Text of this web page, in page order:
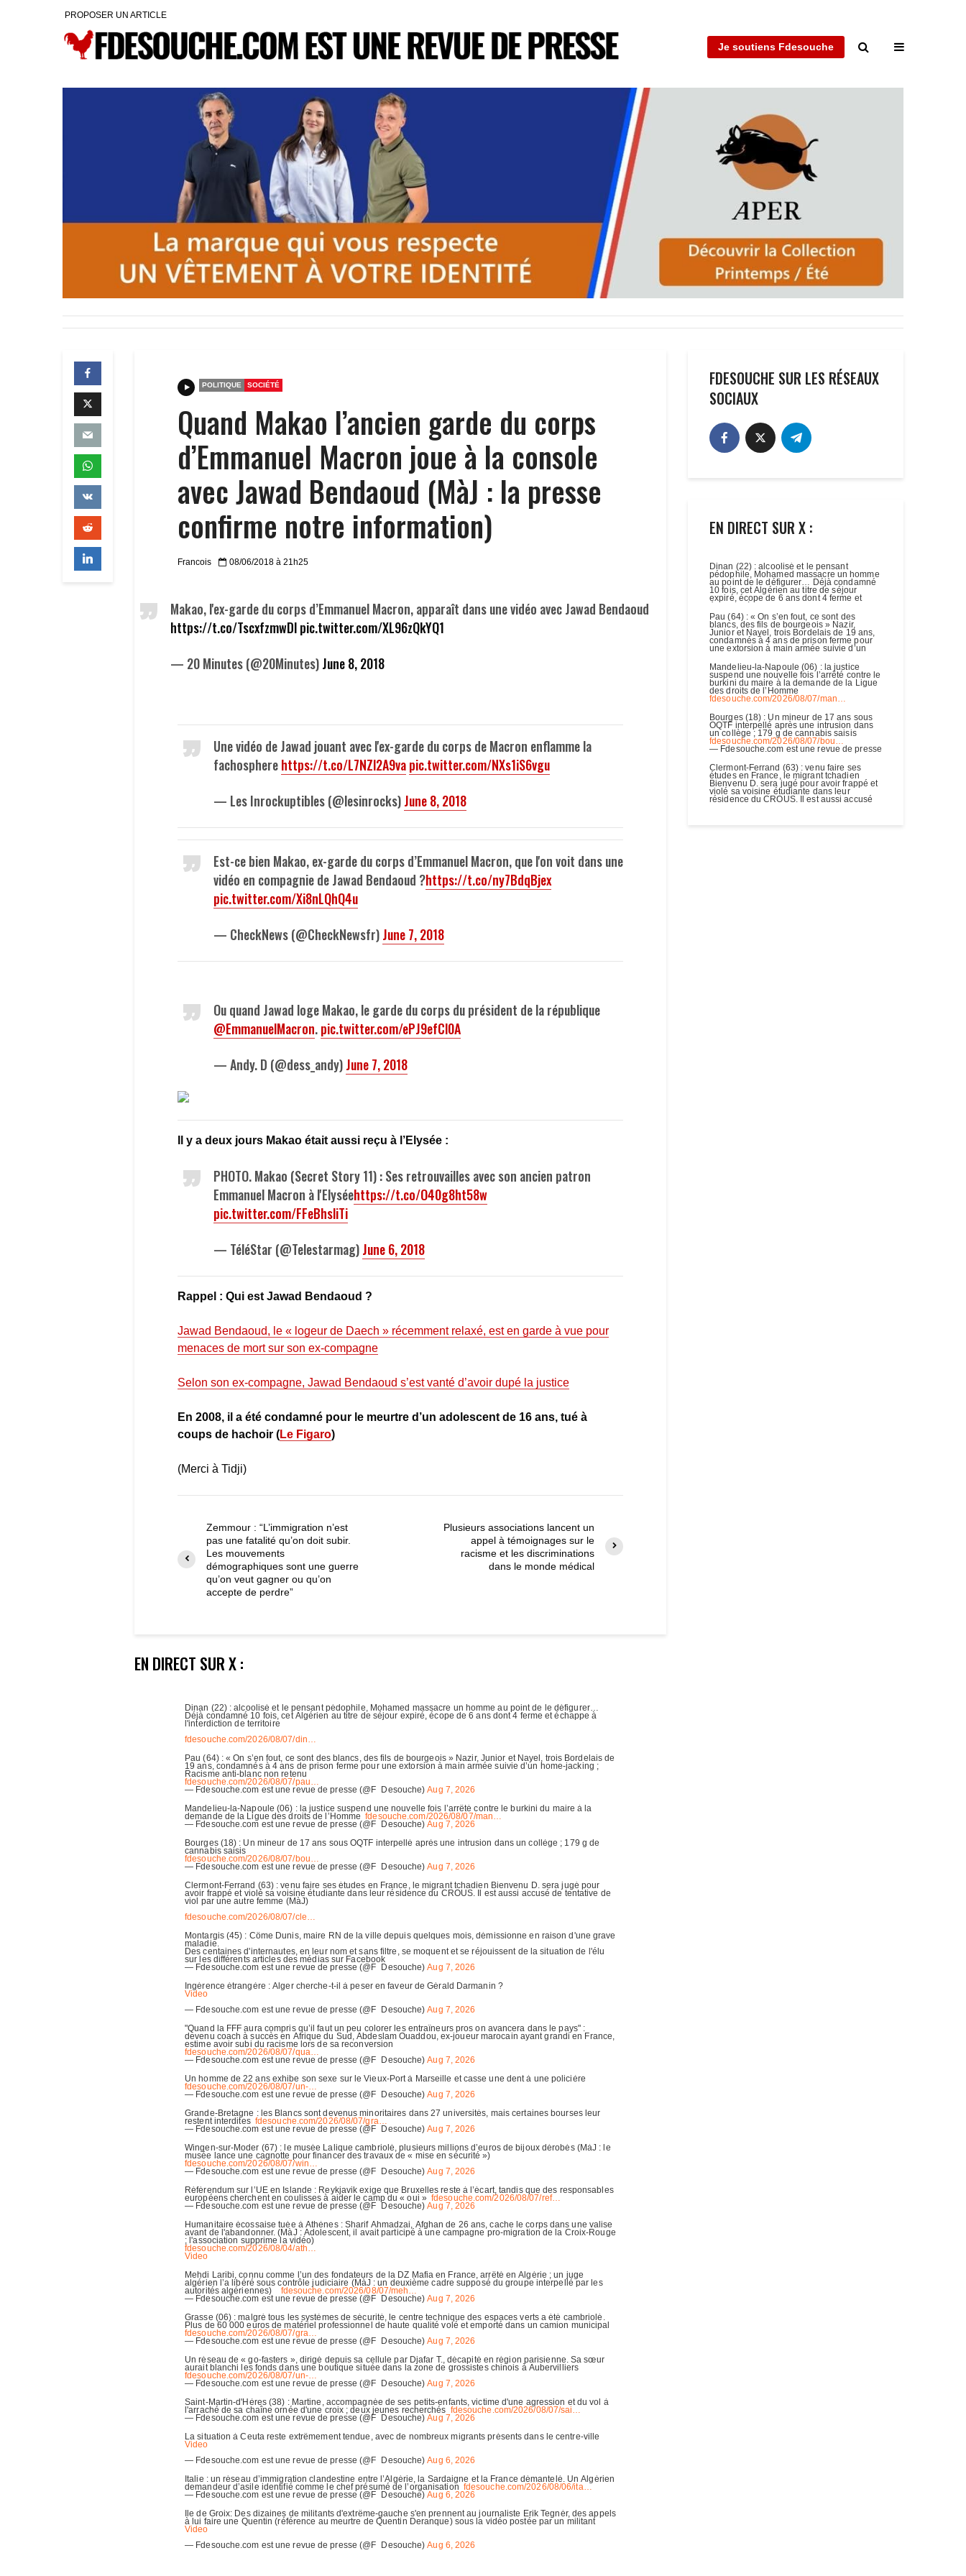
PROPOSER UN ARTICLE
Je soutiens Fdesouche
POLITIQUE SOCIÉTÉ
Quand Makao l’ancien garde du corps
d’Emmanuel Macron joue à la console
avec Jawad Bendaoud (MàJ : la presse
confirme notre information)
Francois 08/06/2018 à 21h25
Makao, l'ex-garde du corps d’Emmanuel Macron, apparaît dans une vidéo avec Jawad Bendaoud
https://t.co/TscxfzmwDlpic.twitter.com/XL96zQkYQ1
— 20 Minutes (@20Minutes)June 8, 2018
Une vidéo de Jawad jouant avec l'ex-garde du corps de Macron enflamme la
fachospherehttps://t.co/L7NZl2A9vapic.twitter.com/NXs1iS6vgu
— Les Inrockuptibles (@lesinrocks)June 8, 2018
Est-ce bien Makao, ex-garde du corps d’Emmanuel Macron, que l'on voit dans une
vidéo en compagnie de Jawad Bendaoud ?https://t.co/ny7BdqBjex
pic.twitter.com/Xi8nLQhQ4u
— CheckNews (@CheckNewsfr)June 7, 2018
Ou quand Jawad loge Makao, le garde du corps du président de la république
@EmmanuelMacron.pic.twitter.com/ePJ9efCl0A
— Andy. D (@dess_andy)June 7, 2018
Il y a deux jours Makao était aussi reçu à l’Elysée :
PHOTO. Makao (Secret Story 11) : Ses retrouvailles avec son ancien patron
Emmanuel Macron à l'Elyséehttps://t.co/O40g8ht58w
pic.twitter.com/FFeBhsliTi
— TéléStar (@Telestarmag)June 6, 2018
Rappel : Qui est Jawad Bendaoud ?
Jawad Bendaoud, le « logeur de Daech » récemment relaxé, est en garde à vue pour
menaces de mort sur son ex-compagne
Selon son ex-compagne, Jawad Bendaoud s’est vanté d’avoir dupé la justice
En 2008, il a été condamné pour le meurtre d’un adolescent de 16 ans, tué à
coups de hachoir (Le Figaro)
(Merci à Tidji)
Zemmour : “L’immigration n’est
pas une fatalité qu’on doit subir.
Les mouvements
démographiques sont une guerre
qu’on veut gagner ou qu’on
accepte de perdre”
Plusieurs associations lancent un
appel à témoignages sur le
racisme et les discriminations
dans le monde médical
EN DIRECT SUR X :
FDESOUCHE SUR LES RÉSEAUX
SOCIAUX
EN DIRECT SUR X :